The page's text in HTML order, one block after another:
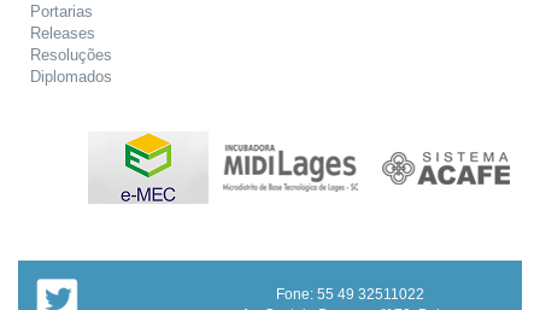
Portarias
Releases
Resoluções
Diplomados
Fone: 55 49 32511022